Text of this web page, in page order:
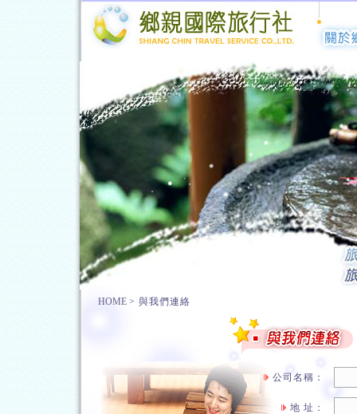
HOME > 與我們連絡
公司名稱：
地 址：